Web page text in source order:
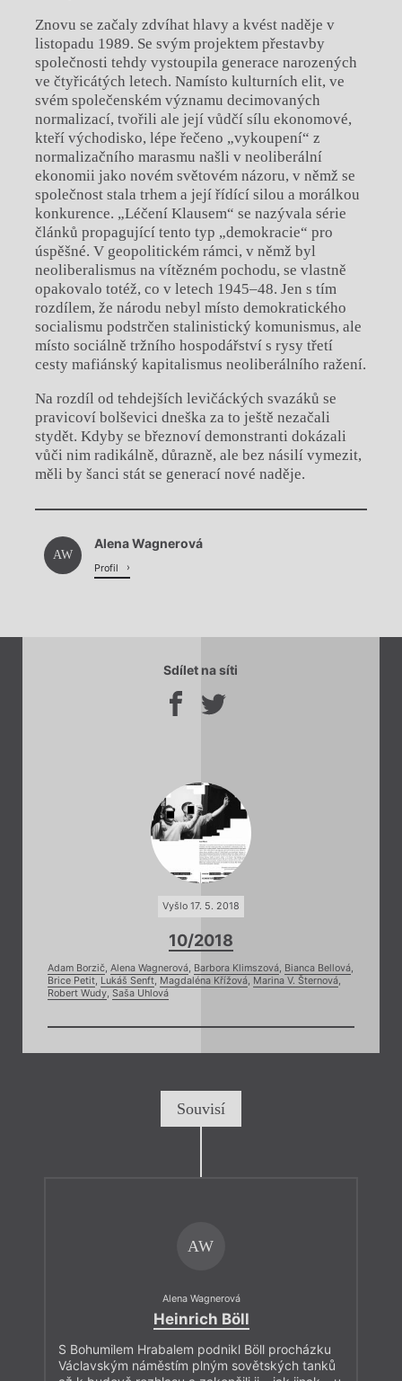
Znovu se začaly zdvíhat hlavy a kvést naděje v
listopadu 1989. Se svým projektem přestavby
společnosti tehdy vystoupila generace narozených
ve čtyřicátých letech. Namísto kulturních elit, ve
svém společenském významu decimovaných
normalizací, tvořili ale její vůdčí sílu ekonomové,
kteří východisko, lépe řečeno „vykoupení“ z
normalizačního marasmu našli v neoliberální
ekonomii jako novém světovém názoru, v němž se
společnost stala trhem a její řídící silou a morálkou
konkurence. „Léčení Klausem“ se nazývala série
článků propagující tento typ „demokracie“ pro
úspěšné. V geopolitickém rámci, v němž byl
neoliberalismus na vítězném pochodu, se vlastně
opakovalo totéž, co v letech 1945–48. Jen s tím
rozdílem, že národu nebyl místo demokratického
socialismu podstrčen stalinistický komunismus, ale
místo sociálně tržního hospodářství s rysy třetí
cesty mafiánský kapitalismus neoliberálního ražení.
Na rozdíl od tehdejších levičáckých svazáků se
pravicoví bolševici dneška za to ještě nezačali
stydět. Kdyby se březnoví demonstranti dokázali
vůči nim radikálně, důrazně, ale bez násilí vymezit,
měli by šanci stát se generací nové naděje.
Chviličku.
Načítá se.
AW
Alena Wagnerová
Profil
Sdílet na síti
Vyšlo 17. 5. 2018
10/2018
Adam Borzič, Alena Wagnerová, Barbora Klimszová, Bianca Bellová,
Brice Petit, Lukáš Senft, Magdaléna Křížová, Marina V. Šternová,
Robert Wudy, Saša Uhlová
Souvisí
AW
Alena Wagnerová
Heinrich Böll
S Bohumilem Hrabalem podnikl Böll procházku
Václavským náměstím plným sovětských tanků